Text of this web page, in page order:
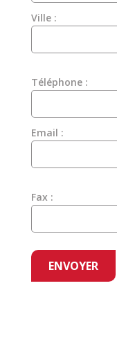
Ville :
Téléphone :
Email :
Fax :